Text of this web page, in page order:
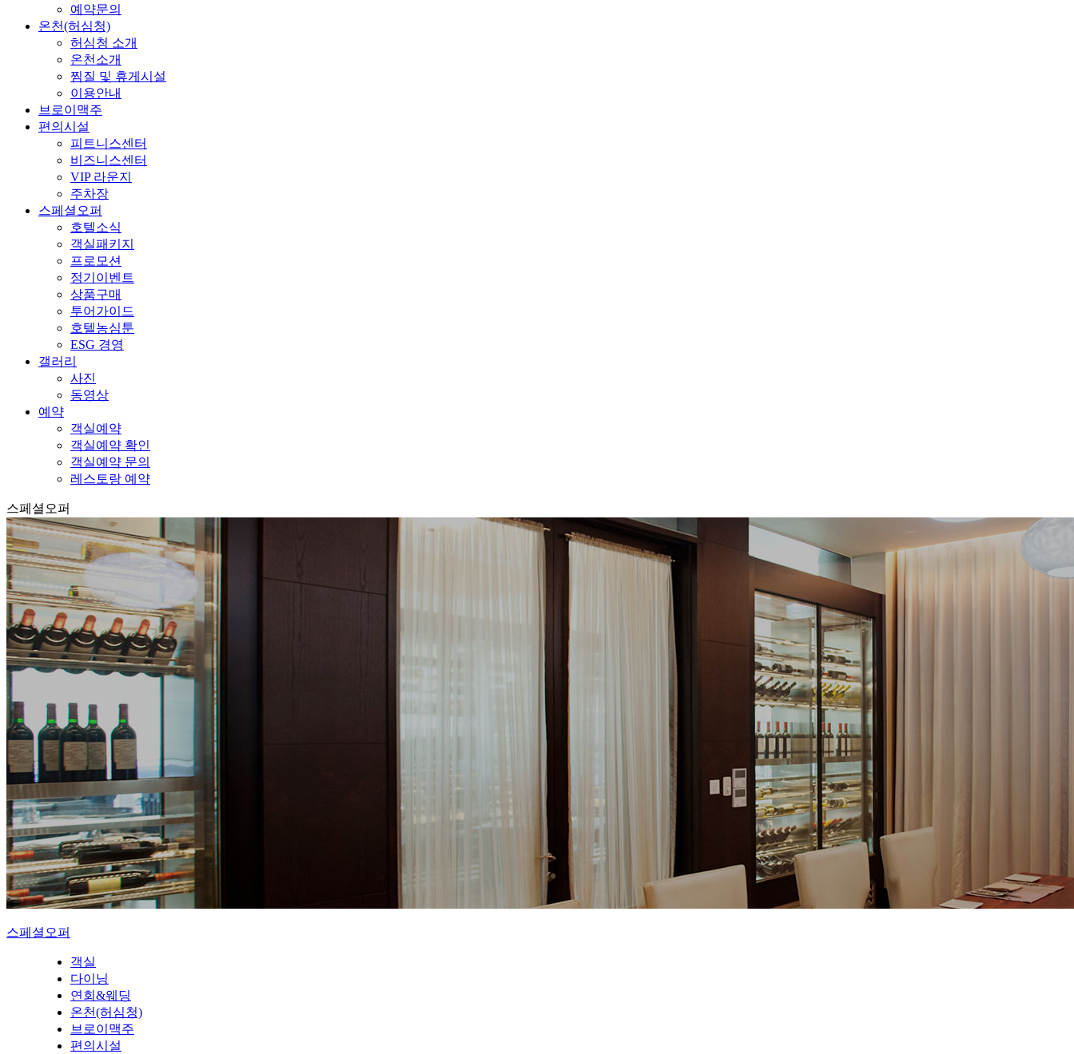
예약문의
온천(허심청)
허심청 소개
온천소개
찜질 및 휴게시설
이용안내
브로이맥주
편의시설
피트니스센터
비즈니스센터
VIP 라운지
주차장
스페셜오퍼
호텔소식
객실패키지
프로모션
정기이벤트
상품구매
투어가이드
호텔농심툰
ESG 경영
갤러리
사진
동영상
예약
객실예약
객실예약 확인
객실예약 문의
레스토랑 예약
스페셜오퍼
스페셜오퍼
객실
다이닝
연회&웨딩
온천(허심청)
브로이맥주
편의시설